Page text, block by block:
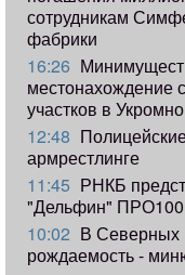
сотрудникам
фабрики
16:26
местонахождение
участков в
12:48
армрестлинге
11:45 РНКБ
"Дельфин" ПРО100
10:02 В Северных
рождаемость -